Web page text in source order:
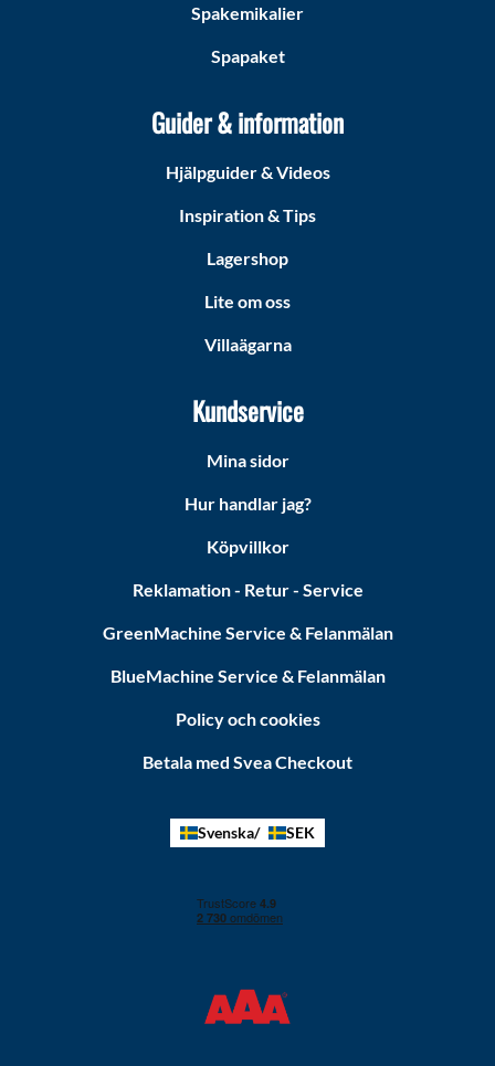
Spakemikalier
Spapaket
Guider & information
Hjälpguider & Videos
Inspiration & Tips
Lagershop
Lite om oss
Villaägarna
Kundservice
Mina sidor
Hur handlar jag?
Köpvillkor
Reklamation - Retur - Service
GreenMachine Service & Felanmälan
BlueMachine Service & Felanmälan
Policy och cookies
Betala med Svea Checkout
Svenska SEK